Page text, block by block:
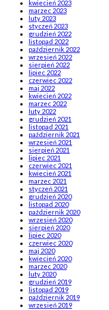
kwiecień 2023
marzec 2023
luty 2023
styczeń 2023
grudzień 2022
listopad 2022
październik 2022
wrzesień 2022
sierpień 2022
lipiec 2022
czerwiec 2022
maj 2022
kwiecień 2022
marzec 2022
luty 2022
grudzień 2021
listopad 2021
październik 2021
wrzesień 2021
sierpień 2021
lipiec 2021
czerwiec 2021
kwiecień 2021
marzec 2021
styczeń 2021
grudzień 2020
listopad 2020
październik 2020
wrzesień 2020
sierpień 2020
lipiec 2020
czerwiec 2020
maj 2020
kwiecień 2020
marzec 2020
luty 2020
grudzień 2019
listopad 2019
październik 2019
wrzesień 2019